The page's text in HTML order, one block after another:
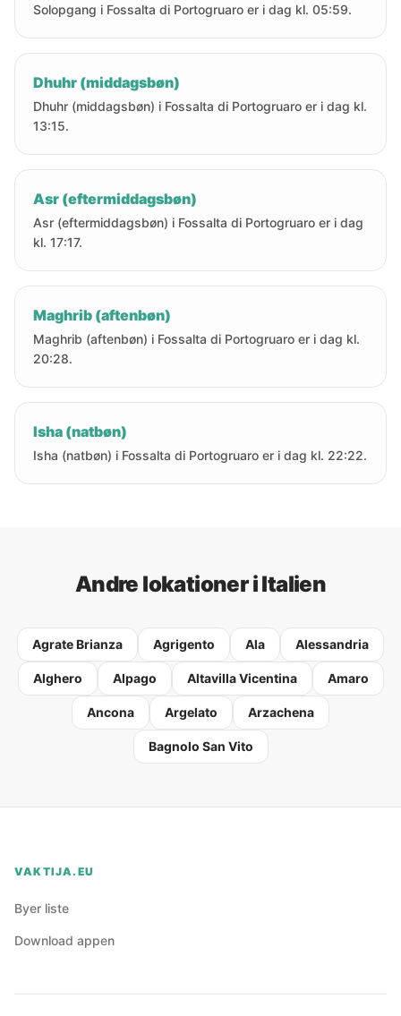
Solopgang i Fossalta di Portogruaro er i dag kl. 05:59.
Dhuhr (middagsbøn)
Dhuhr (middagsbøn) i Fossalta di Portogruaro er i dag kl.
13:15.
Asr (eftermiddagsbøn)
Asr (eftermiddagsbøn) i Fossalta di Portogruaro er i dag
kl. 17:17.
Maghrib (aftenbøn)
Maghrib (aftenbøn) i Fossalta di Portogruaro er i dag kl.
20:28.
Isha (natbøn)
Isha (natbøn) i Fossalta di Portogruaro er i dag kl. 22:22.
Andre lokationer i Italien
Agrate Brianza Agrigento Ala Alessandria
Alghero Alpago Altavilla Vicentina Amaro
Ancona Argelato Arzachena
Bagnolo San Vito
VAKTIJA.EU
Byer liste
Download appen